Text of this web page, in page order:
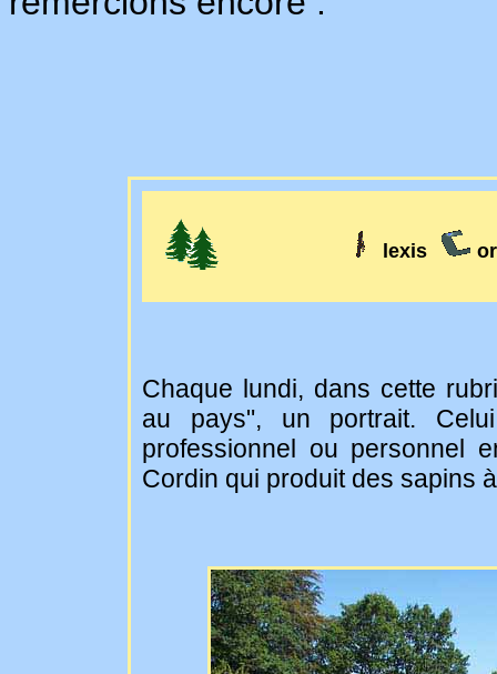
lexis
Chaque lundi, dans cette
au pays", un portrait.
professionnel ou personnel
Cordin qui produit des sapins